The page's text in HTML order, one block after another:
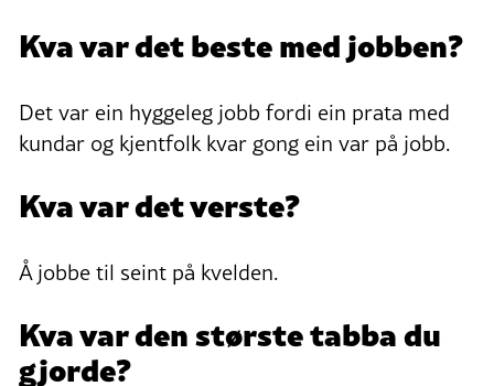
Kva var det beste med jobben?
Det var ein hyggeleg jobb fordi ein prata med
kundar og kjentfolk kvar gong ein var på jobb.
Kva var det verste?
Å jobbe til seint på kvelden.
Kva var den største tabba du
gjorde?